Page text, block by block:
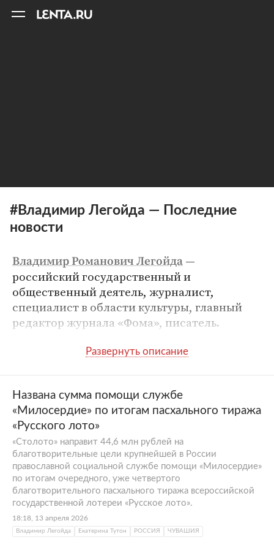
#Владимир Легойда — Последние
новости
Владимир Романович Легойда —
российский государственный и
общественный деятель, журналист,
специалист в области культуры, главный
редактор журнала «Фома», писатель.
взаимоотношениям Церкви с обществом и
Российской Федерации.
Легойда родился 8 августа 1973 года в
городе Кустанае Казахской ССР. Окончил
факультет международной информации
МГИМО, в 2000 году защитил диссертацию
и стал кандидатом политических наук. С
1996 по 2007 год преподавал в МГИМО, был
доцентом кафедры мировой литературы и
культуры. В 2013 году на той же кафедре
Названа сумма помощи службе
«Милосердие» по итогам пасхального тиража
«Русского лото»
«Столото» направит 44,6 млн рублей на
благотворительные цели крупнейшей в России
православной социальной службе помощи «Милосердие»
по итогам очередного, уже четвертого
благотворительного пасхального тиража всероссийской
государственной лотереи «Русское лото».
18:18, 13 апреля 2026
Владимир Легойда Екатерина Тутон РОССИЯ ЧУВАШИЯ